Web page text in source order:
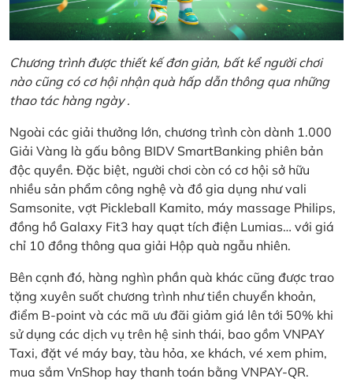
Chương trình được thiết kế đơn giản, bất kể người chơi
nào cũng có cơ hội nhận quà hấp dẫn thông qua những
thao tác hàng ngày .
Ngoài các giải thưởng lớn, chương trình còn dành 1.000
Giải Vàng là gấu bông BIDV SmartBanking phiên bản
độc quyền. Đặc biệt, người chơi còn có cơ hội sở hữu
nhiều sản phẩm công nghệ và đồ gia dụng như vali
Samsonite, vợt Pickleball Kamito, máy massage Philips,
đồng hồ Galaxy Fit3 hay quạt tích điện Lumias… với giá
chỉ 10 đồng thông qua giải Hộp quà ngẫu nhiên.
Bên cạnh đó, hàng nghìn phần quà khác cũng được trao
tặng xuyên suốt chương trình như tiền chuyển khoản,
điểm B-point và các mã ưu đãi giảm giá lên tới 50% khi
sử dụng các dịch vụ trên hệ sinh thái, bao gồm VNPAY
Taxi, đặt vé máy bay, tàu hỏa, xe khách, vé xem phim,
mua sắm VnShop hay thanh toán bằng VNPAY-QR.